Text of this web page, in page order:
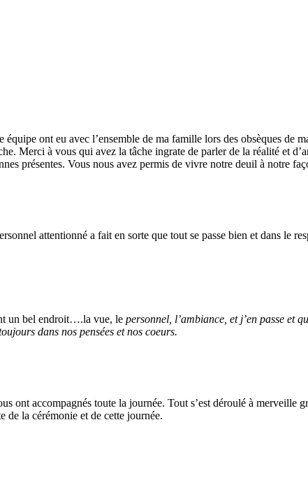
ont eu avec l’ensemble de ma famille lors des obsèques de
Merci à vous qui avez la tâche ingrate de parler de la réalité et
présentes. Vous nous avez permis de vivre notre deuil à notre
attentionné a fait en sorte que tout se passe bien et dans le
un bel endroit….la vue, le personnel, l’ambiance, et j’en passe et
dans nos pensées et nos coeurs.
ont accompagnés toute la journée. Tout s’est déroulé à merveille
de la cérémonie et de cette journée.